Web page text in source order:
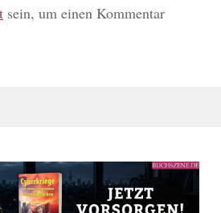
sein, um einen Kommentar